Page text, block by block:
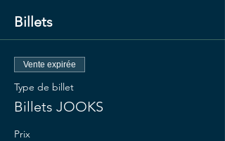
Billets
Vente expirée
Type de billet
Billets JOOKS
Prix